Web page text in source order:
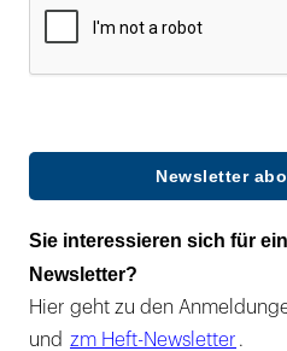
Newsletter
Sie interessieren sich für
Newsletter?
Hier geht zu den
und zm Heft-Newsletter .